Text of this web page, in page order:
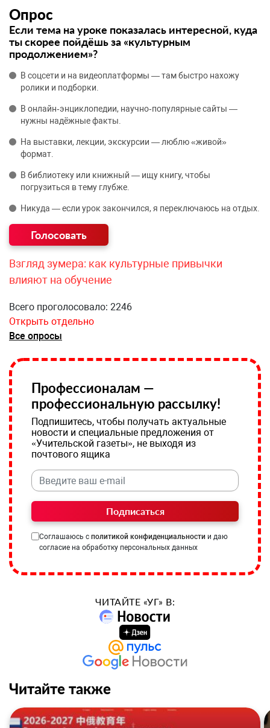
Опрос
Если тема на уроке показалась интересной, куда
ты скорее пойдёшь за «культурным
продолжением»?
В соцсети и на видеоплатформы — там быстро нахожу
ролики и подборки.
В онлайн‑энциклопедии, научно‑популярные сайты —
нужны надёжные факты.
На выставки, лекции, экскурсии — люблю «живой»
формат.
В библиотеку или книжный — ищу книгу, чтобы
погрузиться в тему глубже.
Никуда — если урок закончился, я переключаюсь на отдых.
Взгляд зумера: как культурные привычки
влияют на обучение
Всего проголосовало: 2246
Открыть отдельно
Все опросы
Профессионалам —
профессиональную рассылку!
Подпишитесь, чтобы получать актуальные
новости и специальные предложения от
«Учительской газеты», не выходя из
почтового ящика
Подписаться
Соглашаюсь с политикой конфиденциальности и даю
согласие на обработку персональных данных
ЧИТАЙТЕ «УГ» В:
Читайте также